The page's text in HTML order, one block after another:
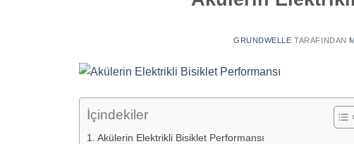
GRUNDWELLE TARAFINDAN
İçindekiler
Akülerin Elektrikli Bisiklet Performansı